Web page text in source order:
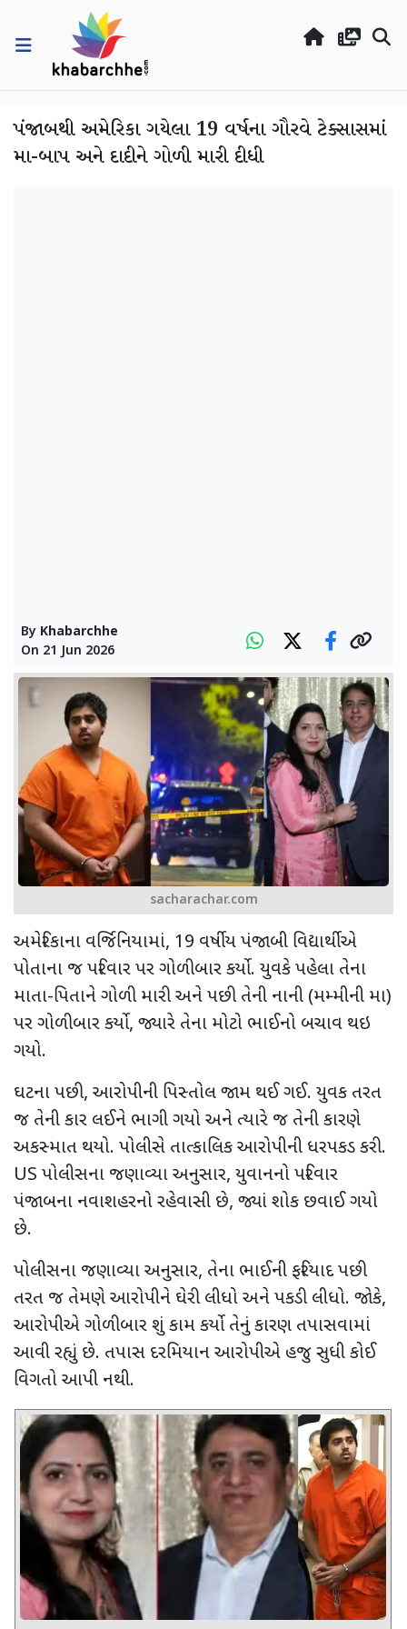
પંજાબથી અમેરિકા ગયેલા 19 વર્ષના ગૌરવે ટેક્સાસમાં
મા-બાપ અને દાદીને ગોળી મારી દીધી
By Khabarchhe
On 21 Jun 2026
sacharachar.com
અમેરિકાના વર્જિનિયામાં, 19 વર્ષીય પંજાબી વિદ્યાર્થીએ
પોતાના જ પરિવાર પર ગોળીબાર કર્યો. યુવકે પહેલા તેના
માતા-પિતાને ગોળી મારી અને પછી તેની નાની (મમ્મીની મા)
પર ગોળીબાર કર્યો, જ્યારે તેના મોટો ભાઈનો બચાવ થઇ
ગયો.
ઘટના પછી, આરોપીની પિસ્તોલ જામ થઈ ગઈ. યુવક તરત
જ તેની કાર લઈને ભાગી ગયો અને ત્યારે જ તેની કારણે
અકસ્માત થયો. પોલીસે તાત્કાલિક આરોપીની ધરપકડ કરી.
US પોલીસના જણાવ્યા અનુસાર, યુવાનનો પરિવાર
પંજાબના નવાશહરનો રહેવાસી છે, જ્યાં શોક છવાઈ ગયો
છે.
પોલીસના જણાવ્યા અનુસાર, તેના ભાઈની ફરિયાદ પછી
તરત જ તેમણે આરોપીને ઘેરી લીધો અને પકડી લીધો. જોકે,
આરોપીએ ગોળીબાર શું કામ કર્યો તેનું કારણ તપાસવામાં
આવી રહ્યું છે. તપાસ દરમિયાન આરોપીએ હજુ સુધી કોઈ
વિગતો આપી નથી.